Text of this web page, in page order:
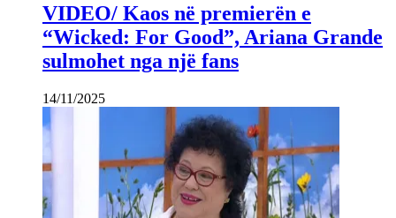
VIDEO/ Kaos në premierën e
“Wicked: For Good”, Ariana Grande
sulmohet nga një fans
14/11/2025